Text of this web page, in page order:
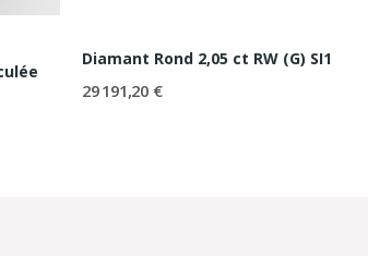
Diamant Rond 2,05 ct RW (G) SI1
29 191,20 €